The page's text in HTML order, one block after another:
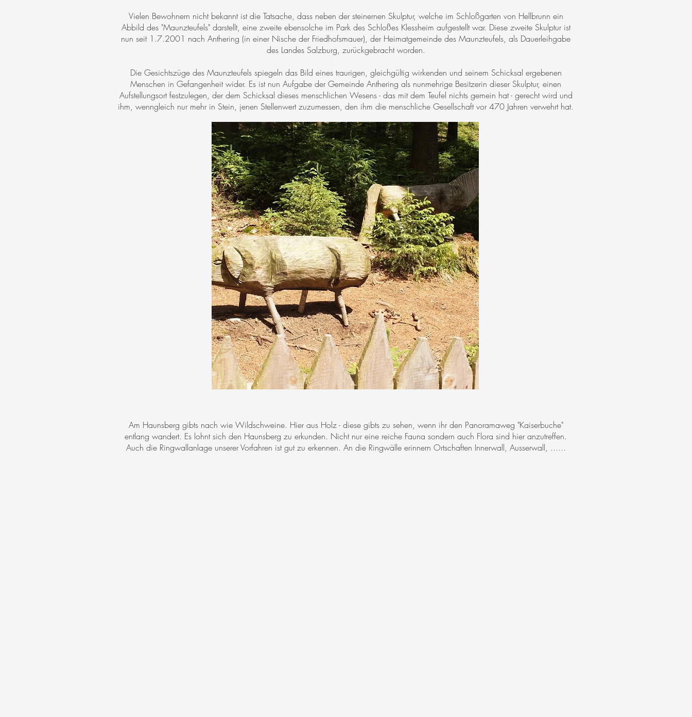
Vielen Bewohnern nicht bekannt ist die Tatsache, dass neben der steinernen Skulptur, welche im Schloßgarten von Hellbrunn ein
Abbild des "Maunzteufels" darstellt, eine zweite ebensolche im Park des Schloßes Klessheim aufgestellt war. Diese zweite Skulptur ist
nun seit 1.7.2001 nach Anthering (in einer Nische der Friedhofsmauer), der Heimatgemeinde des Maunzteufels, als Dauerleihgabe
des Landes Salzburg, zurückgebracht worden.
Die Gesichtszüge des Maunzteufels spiegeln das Bild eines traurigen, gleichgültig wirkenden und seinem Schicksal ergebenen
Menschen in Gefangenheit wider. Es ist nun Aufgabe der Gemeinde Anthering als nunmehrige Besitzerin dieser Skulptur, einen
Aufstellungsort festzulegen, der dem Schicksal dieses menschlichen Wesens - das mit dem Teufel nichts gemein hat - gerecht wird und
ihm, wenngleich nur mehr in Stein, jenen Stellenwert zuzumessen, den ihm die menschliche Gesellschaft vor 470 Jahren verwehrt hat.
Am Haunsberg gibts nach wie Wildschweine. Hier aus Holz - diese gibts zu sehen, wenn ihr den Panoramaweg "Kaiserbuche"
entlang wandert. Es lohnt sich den Haunsberg zu erkunden. Nicht nur eine reiche Fauna sondern auch Flora sind hier anzutreffen.
Auch die Ringwallanlage unserer Vorfahren ist gut zu erkennen. An die Ringwälle erinnern Ortschaften Innerwall, Ausserwall, ......